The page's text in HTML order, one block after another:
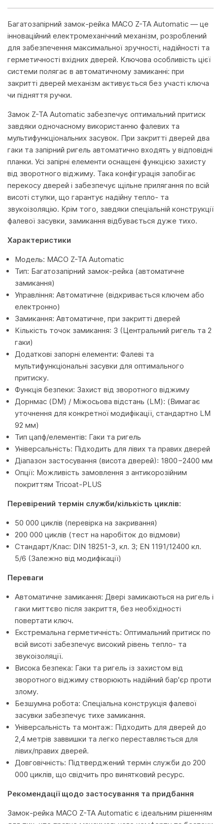
Багатозапірний замок-рейка MACO Z-TA Automatic — це
інноваційний електромеханічний механізм, розроблений
для забезпечення максимальної зручності, надійності та
герметичності вхідних дверей. Ключова особливість цієї
системи полягає в автоматичному замиканні: при
закритті дверей механізм активується без участі ключа
чи підняття ручки.
Замок Z-TA Automatic забезпечує оптимальний притиск
завдяки одночасному використанню фалевих та
мультифункціональних засувок. При закритті дверей два
гаки та запірний ригель автоматично входять у відповідні
планки. Усі запірні елементи оснащені функцією захисту
від зворотного віджиму. Така конфігурація запобігає
перекосу дверей і забезпечує щільне прилягання по всій
висоті стулки, що гарантує надійну тепло- та
звукоізоляцію. Крім того, завдяки спеціальній конструкції
фалевої засувки, замикання відбувається дуже тихо.
Характеристики
Модель: MACO Z-TA Automatic
Тип: Багатозапірний замок-рейка (автоматичне
замикання)
Управління: Автоматичне (відкривається ключем або
електронно)
Замикання: Автоматичне, при закритті дверей
Кількість точок замикання: 3 (Центральний ригель та 2
гаки)
Додаткові запорні елементи: Фалеві та
мультифункціональні засувки для оптимального
притиску.
Функція безпеки: Захист від зворотного віджиму
Дорнмас (DM) / Міжосьова відстань (LM): (Вимагає
уточнення для конкретної модифікації, стандартно LM
92 мм)
Тип цапф/елементів: Гаки та ригель
Універсальність: Підходить для лівих та правих дверей
Діапазон застосування (висота дверей): 1800−2400 мм
Опції: Можливість замовлення з антикорозійним
покриттям Tricoat-PLUS
Перевірений термін служби/кількість циклів:
50 000 циклів (перевірка на закривання)
200 000 циклів (тест на наробіток до відмови)
Стандарт/Клас: DIN 18251-3, кл. 3; EN 1191/12400 кл.
5/6 (Залежно від модифікації)
Переваги
Автоматичне замикання: Двері замикаються на ригель і
гаки миттєво після закриття, без необхідності
повертати ключ.
Екстремальна герметичність: Оптимальний притиск по
всій висоті забезпечує високий рівень тепло- та
звукоізоляції.
Висока безпека: Гаки та ригель із захистом від
зворотного віджиму створюють надійний бар'єр проти
злому.
Безшумна робота: Спеціальна конструкція фалевої
засувки забезпечує тихе замикання.
Універсальність та монтаж: Підходить для дверей до
2,4 метрів заввишки та легко переставляється для
лівих/правих дверей.
Довговічність: Підтверджений термін служби до 200
000 циклів, що свідчить про винятковий ресурс.
Рекомендації щодо застосування та придбання
Замок-рейка MACO Z-TA Automatic є ідеальним рішенням